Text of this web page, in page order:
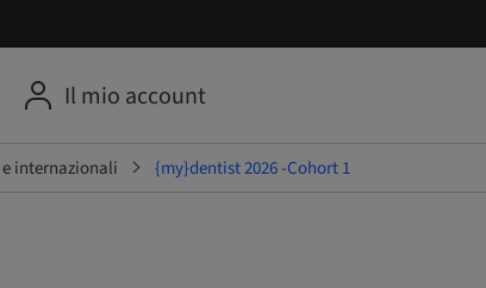
Il mio account
internazionali {my}dentist 2026 -Cohort 1